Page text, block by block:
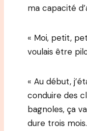
ma capacité
« Moi, petit,
voulais être
« Au début,
conduire des
bagnoles, ça
dure trois